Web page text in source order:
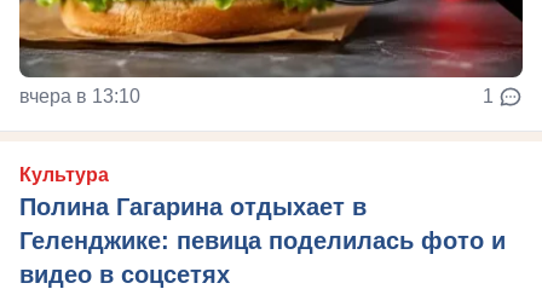
вчера в 13:10 1
Культура
Полина Гагарина отдыхает в
Геленджике: певица поделилась фото и
видео в соцсетях